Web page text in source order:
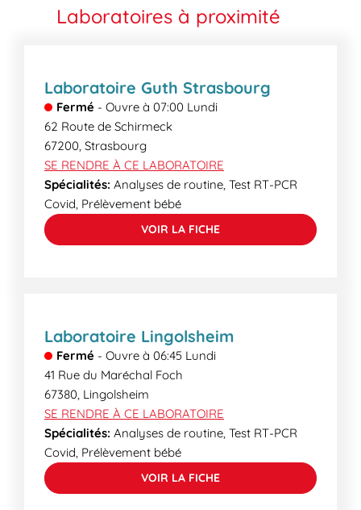
champ « horaire ».
accédant au serveur de résultat sécurisé de votre
de votre venue, nos secrétaires médicales
pourront vous informer des délais de rendu.
Laboratoires à proximité
Laboratoire Guth Strasbourg
Fermé - Ouvre à 07:00 Lundi
62 Route de Schirmeck
67200, Strasbourg
SE RENDRE À CE LABORATOIRE
Spécialités: Analyses de routine, Test RT-PCR
Covid, Prélèvement bébé
VOIR LA FICHE
Laboratoire Lingolsheim
Fermé - Ouvre à 06:45 Lundi
41 Rue du Maréchal Foch
67380, Lingolsheim
SE RENDRE À CE LABORATOIRE
Spécialités: Analyses de routine, Test RT-PCR
Covid, Prélèvement bébé
VOIR LA FICHE